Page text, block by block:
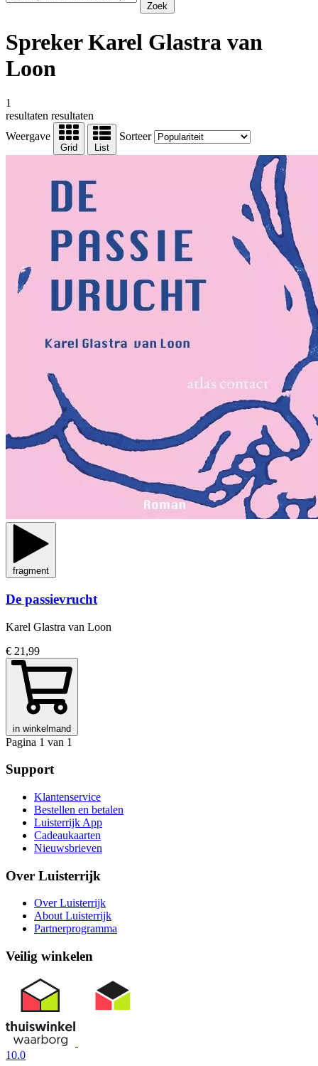
Zoek
Spreker Karel Glastra van
Loon
1
resultaten resultaten
Weergave
Grid List
Sorteer
fragment
De passievrucht
Karel Glastra van Loon
€ 21,99
in winkelmand
Pagina 1 van 1
Support
Klantenservice
Bestellen en betalen
Luisterrijk App
Cadeaukaarten
Nieuwsbrieven
Over Luisterrijk
Over Luisterrijk
About Luisterrijk
Partnerprogramma
Veilig winkelen
10.0